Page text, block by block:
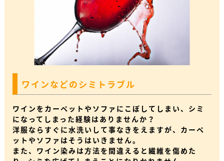
ワインなどのシミトラブル
ワインをカーペットやソファにこぼしてしまい、シミ
になってしまった経験はありませんか？
洋服ならすぐに水洗いして事なきをえますが、カーペ
ットやソファはそうはいきません。
また、ワイン染みは方法を間違えると繊維を傷めた